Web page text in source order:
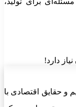
و حقایق اقتصادی با